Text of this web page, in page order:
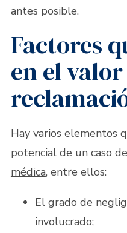
antes posible.
Factores
en el
Hay varios elementos
potencial de un caso
médica, entre ellos:
El grado de
involucrado;